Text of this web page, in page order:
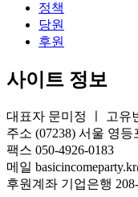
정책
당원
후원
사이트 정보
대표자 문미정 ㅣ 고유
주소 (07238) 서울 영등
팩스 050-4926-0183
메일
후원계좌 기업은행